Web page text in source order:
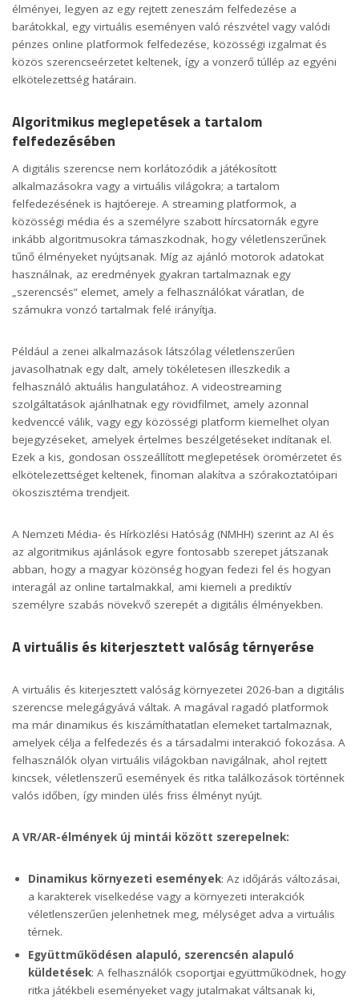
élményei, legyen az egy rejtett zeneszám felfedezése a
barátokkal, egy virtuális eseményen való részvétel vagy valódi
pénzes online platformok felfedezése, közösségi izgalmat és
közös szerencseérzetet keltenek, így a vonzerő túllép az egyéni
elkötelezettség határain.
Algoritmikus meglepetések a tartalom
felfedezésében
A digitális szerencse nem korlátozódik a játékosított
alkalmazásokra vagy a virtuális világokra; a tartalom
felfedezésének is hajtóereje. A streaming platformok, a
közösségi média és a személyre szabott hírcsatornák egyre
inkább algoritmusokra támaszkodnak, hogy véletlenszerűnek
tűnő élményeket nyújtsanak. Míg az ajánló motorok adatokat
használnak, az eredmények gyakran tartalmaznak egy
„szerencsés” elemet, amely a felhasználókat váratlan, de
számukra vonzó tartalmak felé irányítja.
Például a zenei alkalmazások látszólag véletlenszerűen
javasolhatnak egy dalt, amely tökéletesen illeszkedik a
felhasználó aktuális hangulatához. A videostreaming
szolgáltatások ajánlhatnak egy rövidfilmet, amely azonnal
kedvenccé válik, vagy egy közösségi platform kiemelhet olyan
bejegyzéseket, amelyek értelmes beszélgetéseket indítanak el.
Ezek a kis, gondosan összeállított meglepetések örömérzetet és
elkötelezettséget keltenek, finoman alakítva a szórakoztatóipari
ökoszisztéma trendjeit.
A Nemzeti Média- és Hírközlési Hatóság (NMHH) szerint az AI és
az algoritmikus ajánlások egyre fontosabb szerepet játszanak
abban, hogy a magyar közönség hogyan fedezi fel és hogyan
interagál az online tartalmakkal, ami kiemeli a prediktív
személyre szabás növekvő szerepét a digitális élményekben.
A virtuális és kiterjesztett valóság térnyerése
A virtuális és kiterjesztett valóság környezetei 2026-ban a digitális
szerencse melegágyává váltak. A magával ragadó platformok
ma már dinamikus és kiszámíthatatlan elemeket tartalmaznak,
amelyek célja a felfedezés és a társadalmi interakció fokozása. A
felhasználók olyan virtuális világokban navigálnak, ahol rejtett
kincsek, véletlenszerű események és ritka találkozások történnek
valós időben, így minden ülés friss élményt nyújt.
A VR/AR-élmények új mintái között szerepelnek:
Dinamikus környezeti események: Az időjárás változásai,
a karakterek viselkedése vagy a környezeti interakciók
véletlenszerűen jelenhetnek meg, mélységet adva a virtuális
térnek.
Együttműködésen alapuló, szerencsén alapuló
küldetések: A felhasználók csoportjai együttműködnek, hogy
ritka játékbeli eseményeket vagy jutalmakat váltsanak ki,